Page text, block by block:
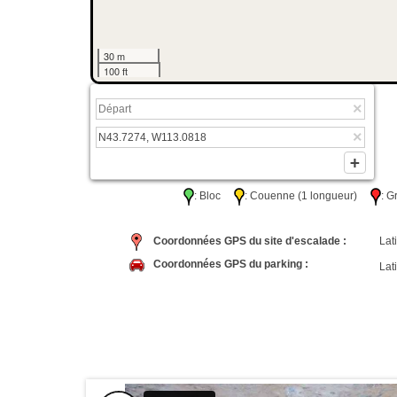
30 m
100 ft
: Bloc : Couenne (1 longueur) :
Coordonnées GPS du site d'escalade :
Coordonnées GPS du parking :